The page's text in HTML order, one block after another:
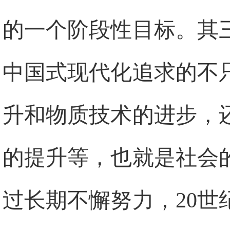
的一个阶段性目标。其
中国式现代化追求的不
升和物质技术的进步，
的提升等，也就是社会
过长期不懈努力，20世